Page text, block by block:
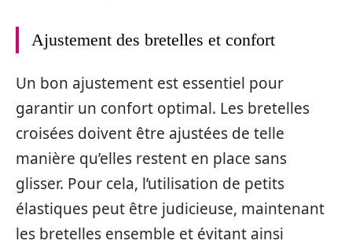
Ajustement des bretelles et confort
Un bon ajustement est essentiel pour
garantir un confort optimal. Les bretelles
croisées doivent être ajustées de telle
manière qu’elles restent en place sans
glisser. Pour cela, l’utilisation de petits
élastiques peut être judicieuse, maintenant
les bretelles ensemble et évitant ainsi